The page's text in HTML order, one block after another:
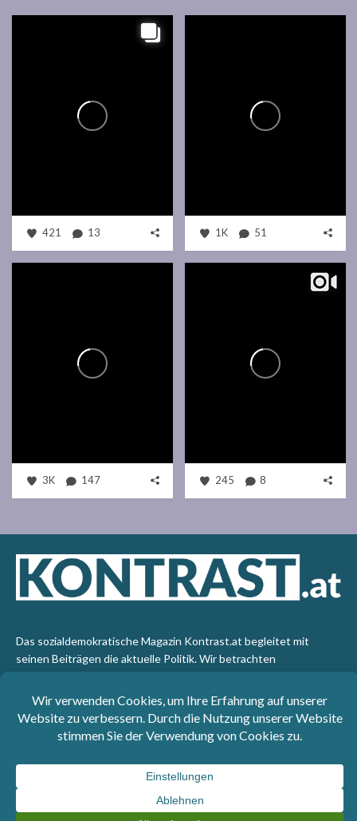
421 13 1K 51
3K 147 245 8
Das sozialdemokratische Magazin Kontrast.at begleitet mit
seinen Beiträgen die aktuelle Politik. Wir betrachten
emanzipatorischen Standpunkt aus. Kontrast wirft den Blick der
sozialen Gerechtigkeit auf die Welt.
Impressum: SPÖ-Klub - 1017 Wien - Telefon: +43 1 40110-
3393 - e-mail: redaktion@kontrast.at -